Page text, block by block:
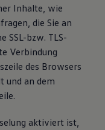
Inhalte, wie
die Sie an
SSL-bzw. TLS-
Verbindung
des Browsers
und an dem
aktiviert ist,